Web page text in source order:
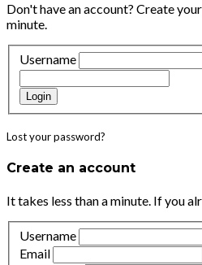
Don't have an account? Create
minute.
Username
Login
Lost your password?
Create an account
It takes less than a minute. If you
Username
Email